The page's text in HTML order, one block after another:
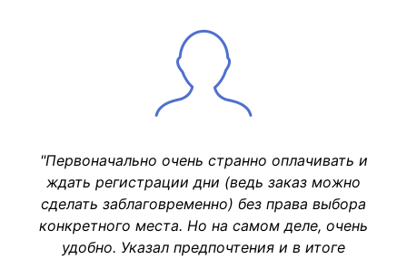
"Первоначально очень странно оплачивать и
ждать регистрации дни (ведь заказ можно
сделать заблаговременно) без права выбора
конкретного места. Но на самом деле, очень
удобно. Указал предпочтения и в итоге